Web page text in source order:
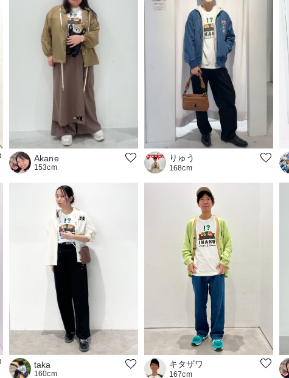
Akane
153cm
りゅう
168cm
taka
160cm
キタザワ
167cm